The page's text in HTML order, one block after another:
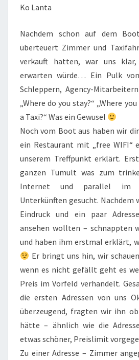
Ko Lanta
Nachdem schon auf dem
überteuert Zimmer und
verkauft hatten, war uns
erwarten würde… Ein Pulk
Schleppern, Agency-
„Where do you stay?“ „Where
a Taxi?“ Was ein Gewusel
Noch vom Boot aus haben wir
ein Restaurant mit „free WIFI“
unserem Treffpunkt erklärt.
ganzen Tumult was zum
Internet und parallel im
Unterkünften gesucht. Nachdem
Eindruck und ein paar
ansehen wollten – schnappten
und haben ihm erstmal erklärt,
Er bringt uns hin, wir
wenn es nicht gefällt geht es
Preis im Vorfeld verhandelt.
die ersten Adressen von uns
überzeugend, fragten wir ihn
hätte – ähnlich wie die
etwas schöner, Preislimit
Zu einer Adresse – Zimmer